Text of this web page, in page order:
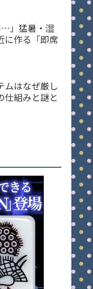
…」猛暑・湿
に作る「即席
ムはなぜ厳し
仕組みと謎と